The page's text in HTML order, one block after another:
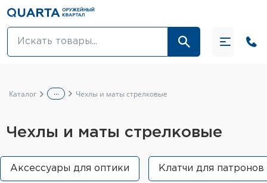
Оптовикам
Оружие и патроны
Каталог ... Чехлы и маты стрелковые
Чехлы и маты стрелковые
Аксессуары для оптики Клатчи для патронов